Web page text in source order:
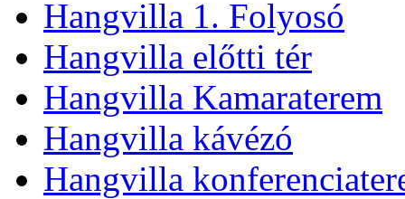
Hangvilla 1. Folyosó
Hangvilla előtti tér
Hangvilla Kamaraterem
Hangvilla kávézó
Hangvilla